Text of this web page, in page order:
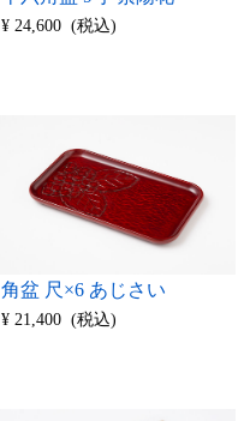
¥ 24,600 (税込)
角盆 尺×6 あじさい
¥ 21,400 (税込)